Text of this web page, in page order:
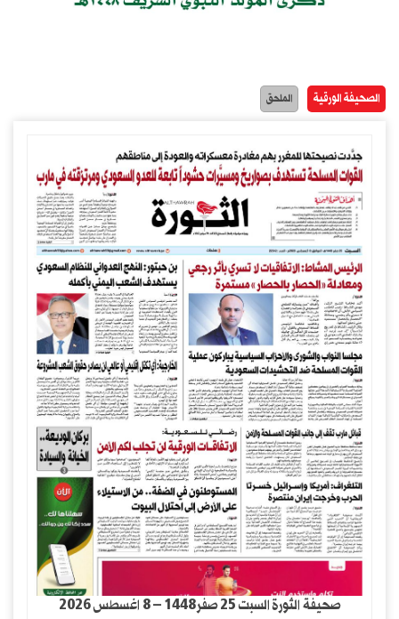
الصحيفة الورقية الملحق
صحيفة الثورة السبت 25 صفر1448 – 8 اغسطس 2026